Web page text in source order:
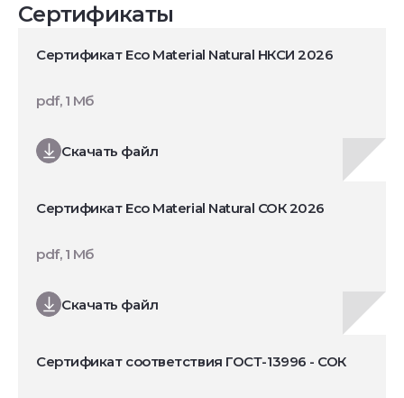
Сертификаты
Сертификат Eco Material Natural НКСИ 2026
Скачать файл
pdf, 1 Мб
Сертификат Eco Material Natural СОК 2026
Скачать файл
pdf, 1 Мб
Сертификат соответствия ГОСТ-13996 - СОК